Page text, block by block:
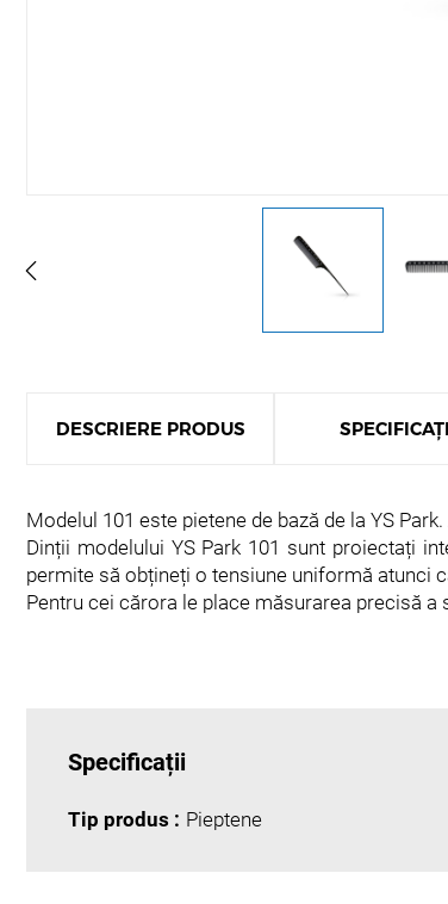
DESCRIERE PRODUS
Modelul 101 este pietene de bază de la YS
Dinții modelului YS Park 101 sunt proiectați
permite să obțineți o tensiune uniformă atunci
Pentru cei cărora le place măsurarea precisă a
Specificații
Tip produs : Pieptene